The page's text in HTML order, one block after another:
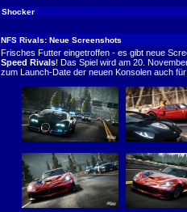
Shocker
NFS Rivals: Neue Screenshots
Frisches Futter eingetroffen - es gibt neue
Speed Rivals! Das Spiel wird am 20.
zum Launch-Date der neuen Konsolen auch